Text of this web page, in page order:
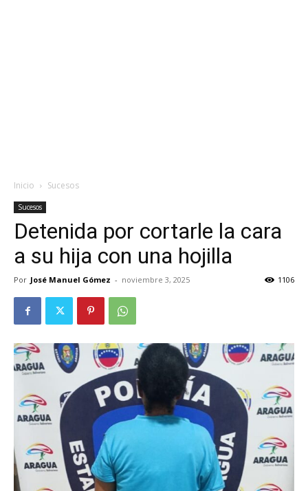
Inicio Sucesos
Sucesos
Detenida por cortarle la cara
a su hija con una hojilla
Por José Manuel Gómez - noviembre 3, 2025 1106